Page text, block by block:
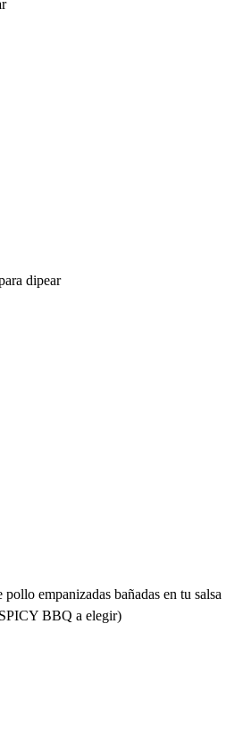
dipear
empanizadas bañadas en tu salsa
BBQ a elegir)